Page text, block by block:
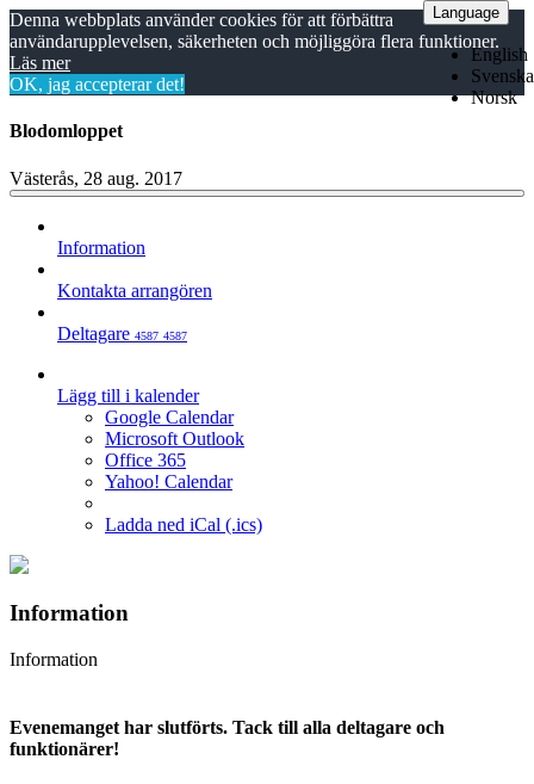
Denna webbplats använder cookies för att förbättra
användarupplevelsen, säkerheten och möjliggöra flera funktioner.
Läs mer
OK, jag accepterar det!
Blodomloppet
Västerås, 28 aug. 2017
Information
Kontakta arrangören
Deltagare 4587 4587
Lägg till i kalender
Google Calendar
Microsoft Outlook
Office 365
Yahoo! Calendar
Ladda ned iCal (.ics)
Information
Language
English
Svenska
Norsk
Information
Evenemanget har slutförts. Tack till alla deltagare och
funktionärer!